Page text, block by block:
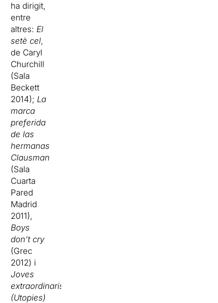
ha dirigit,
entre
altres: El
setè cel,
de Caryl
Churchill
(Sala
Beckett
2014); La
marca
preferida
de las
hermanas
Clausman
(Sala
Cuarta
Pared
Madrid
2011),
Boys
don’t cry
(Grec
2012) i
Joves
extraordinaris
(Utopies)